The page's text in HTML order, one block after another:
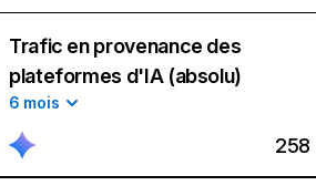
Trafic en provenance des
plateformes d'IA (absolu)
6 mois
258